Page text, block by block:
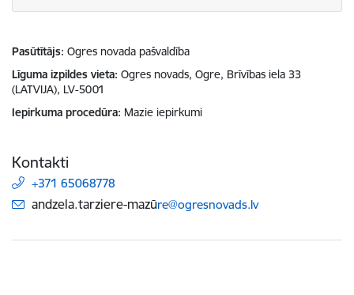
Pasūtītājs Ogres novada pašvaldība
Līguma izpildes vieta Ogres novads, Ogre, Brīvības iela 33
(LATVIJA), LV-5001
Iepirkuma procedūra Mazie iepirkumi
Kontakti
+371 65068778
E-pasts:
andzela.tarziere-mazūre@ogresnovads.lv